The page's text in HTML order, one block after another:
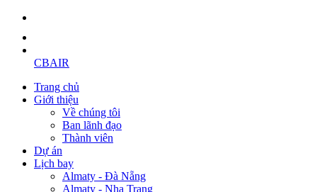
CBAIR
Trang chủ
Giới thiệu
Về chúng tôi
Ban lãnh đạo
Thành viên
Dự án
Lịch bay
Almaty - Đà Nẵng
Almaty - Nha Trang